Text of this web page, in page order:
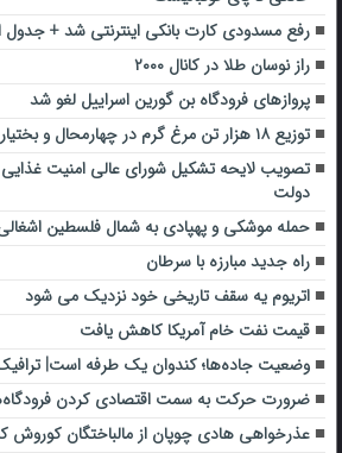
رفع مسدودی کارت بانکی اینترنتی شد + جدول
راز نوسان طلا در کانال ۲۰۰۰
پروازهای فرودگاه بن گورین اسراییل لغو شد
توزیع ۱۸ هزار تن مرغ گرم در چهارمحال و بختیاری در سال جاری
تصویب لایحه تشکیل شورای عالی امنیت
دولت
حمله موشکی و پهپادی به شمال فلسطین اشغالی
راه جدید مبارزه با سرطان
اتریوم یه سقف تاریخی خود نزدیک می شود
قیمت نفت خام آمریکا کاهش یافت
وضعیت جاده‌ها؛ کندوان یک طرفه است| ترافیک
ضرورت حرکت به سمت اقتصادی کردن
عذرخواهی هادی چوپان از مالباختگان کوروش